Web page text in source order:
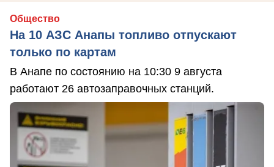
Общество
На 10 АЗС Анапы топливо отпускают
только по картам
В Анапе по состоянию на 10:30 9 августа
работают 26 автозаправочных станций.